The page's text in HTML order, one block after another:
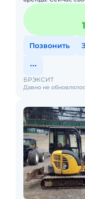
отчетных
Позвонить
Давно не
БРЭКСИТ